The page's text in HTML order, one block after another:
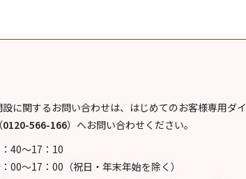
設に関するお問い合わせは、はじめてのお客様専用ダイ
（0120-566-166） へお問い合わせください。
40～17：10
00～17：00（祝日・年末年始を除く）